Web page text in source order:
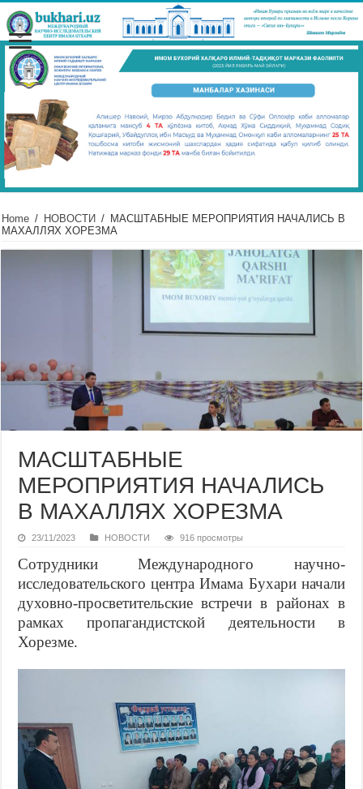
Home / НОВОСТИ / МАСШТАБНЫЕ МЕРОПРИЯТИЯ НАЧАЛИСЬ В
МАХАЛЛЯХ ХОРЕЗМА
МАСШТАБНЫЕ
МЕРОПРИЯТИЯ НАЧАЛИСЬ
В МАХАЛЛЯХ ХОРЕЗМА
23/11/2023 НОВОСТИ 916 просмотры
Сотрудники Международного научно-
исследовательского центра Имама Бухари начали
духовно-просветительские встречи в районах в
рамках пропагандистской деятельности в
Хорезме.